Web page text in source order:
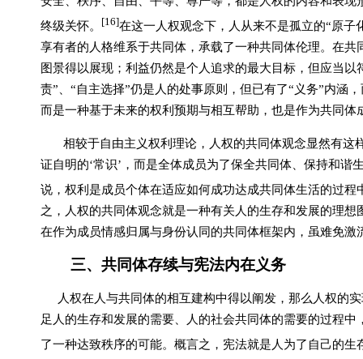
终级关怀。
[16]在这一人权观念下，人从来不是孤立的“原子
享有者的人格维系于共同体，承载了一种共同体伦理。在
图景得以展现；利益仍然是个人追求的最大目标，但应当
责”、“自主选择”仍是人的处事原则，但已有了“义务”内涵
而是一种基于未来的权利预期与相互帮助，也是作为共同体
相较于自由主义权利理论，人权的共同体观念显然有这
证自明的‘常识’，而是全体成员为了保全共同体、保持和
说，权利是成员个体在适应如何成功达成共同体生活的过
之，人权的共同体观念就是一种有关人的生存和发展的理想
在作为成员情感归属与身份认同的共同体框架内，虽难免
三、共同体存续与宪法内在义务
人权在人与共同体的相互建构中得以阐发，那么人权的
足人的生存和发展的需要、人的社会共同体的需要的过程
了一种达致秩序的可能。概言之，宪法就是人为了自己的